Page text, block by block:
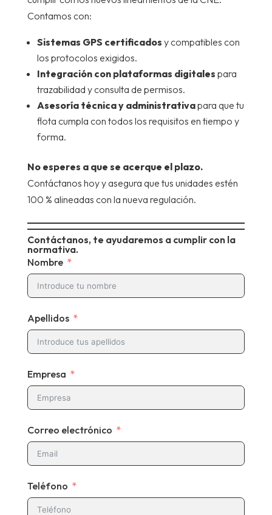
Contamos con:
Sistemas GPS certificados y compatibles con
los protocolos exigidos.
Integración con plataformas digitales para
trazabilidad y consulta de permisos.
Asesoría técnica y administrativapara que tu
flota cumpla con todos los requisitos en tiempo y
forma.
No esperes a que se acerque el plazo.
Contáctanos hoy y asegura que tus unidades estén
100 % alineadas con la nueva regulación.
Contáctanos, te ayudaremos a cumplir con la
normativa.
Nombre
Apellidos
Empresa
Correo electrónico
Teléfono